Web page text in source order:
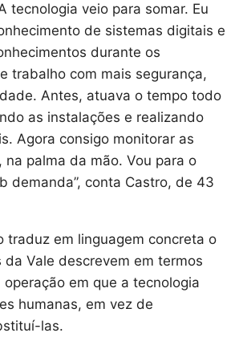
tecnologia veio para somar. Eu
de sistemas digitais e
durante os
trabalho com mais segurança,
Antes, atuava o tempo todo
as instalações e realizando
Agora consigo monitorar as
na palma da mão. Vou para o
demanda”, conta Castro, de 43
traduz em linguagem concreta o
da Vale descrevem em termos
em que a tecnologia
humanas, em vez de
las.